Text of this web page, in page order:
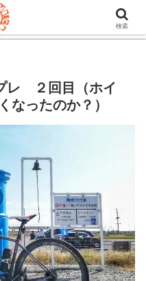
&グラベルのブログ。機材や
総半島ライドの情報など。
レ ２回目（ホイ
なったのか？）
検索